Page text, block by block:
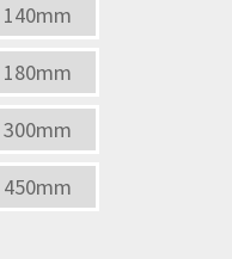
140mm
180mm
300mm
450mm